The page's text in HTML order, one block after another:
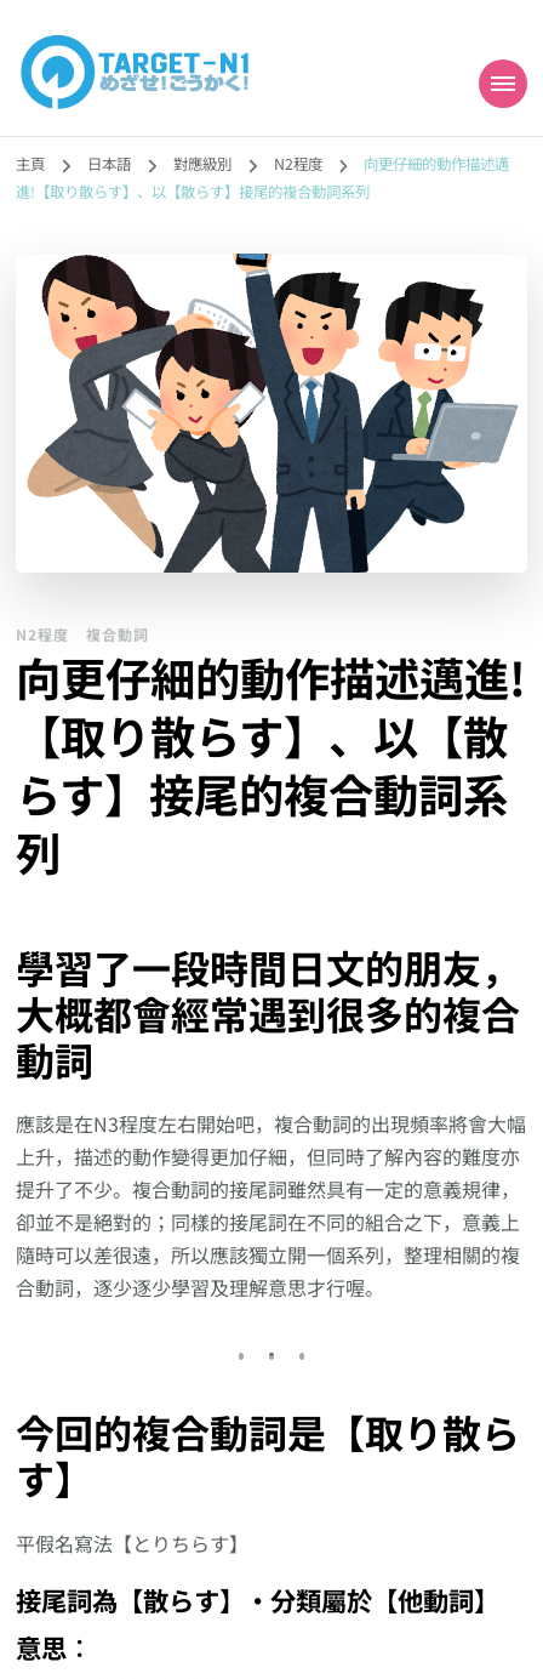
目標!!日本語能力試
N1合格
勉強コンテンツも追加予定!!】
主頁 日本語 對應級別 N2程度
向更仔細的動作描述邁
進!【取り散らす】、以【散らす】接尾的複合動詞系列
N2程度 複合動詞
向更仔細的動作描述邁進!
【取り散らす】、以【散
らす】接尾的複合動詞系
列
學習了一段時間日文的朋友，
大概都會經常遇到很多的複合
動詞
應該是在N3程度左右開始吧，複合動詞的出現頻率將會大幅
上升，描述的動作變得更加仔細，但同時了解內容的難度亦
提升了不少。複合動詞的接尾詞雖然具有一定的意義規律，
卻並不是絕對的；同樣的接尾詞在不同的組合之下，意義上
隨時可以差很遠，所以應該獨立開一個系列，整理相關的複
合動詞，逐少逐少學習及理解意思才行喔。
今回的複合動詞是【取り散ら
す】
平假名寫法【とりちらす】
接尾詞為【散らす】‧分類屬於【他動詞】
意思︰